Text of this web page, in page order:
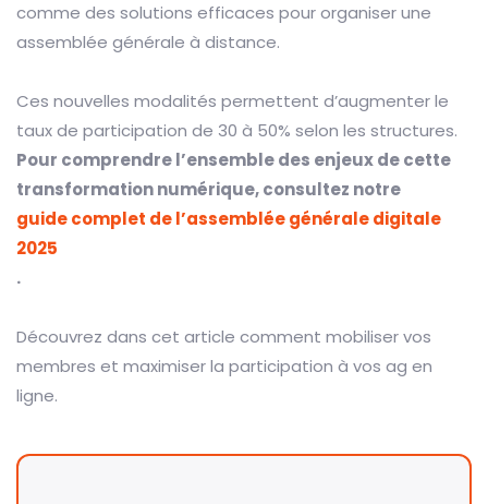
comme des solutions efficaces pour organiser une
assemblée générale à distance.
Ces nouvelles modalités permettent d’augmenter le
taux de participation de 30 à 50% selon les structures.
Pour comprendre l’ensemble des enjeux de cette
transformation numérique, consultez notre
guide complet de l’assemblée générale digitale
2025
.
Découvrez dans cet article comment mobiliser vos
membres et maximiser la participation à vos ag en
ligne.